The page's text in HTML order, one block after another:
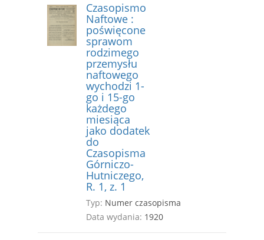
Czasopismo
Naftowe :
poświęcone
sprawom
rodzimego
przemysłu
naftowego
wychodzi 1-
go i 15-go
każdego
miesiąca
jako dodatek
do
Czasopisma
Górniczo-
Hutniczego,
R. 1, z. 1
Typ: Numer czasopisma
Data wydania: 1920